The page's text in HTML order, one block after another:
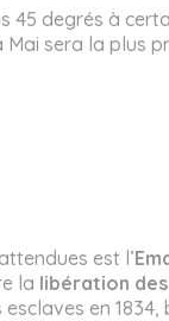
45 degrés à
sera la plus
est l’
la libération
en 1834,